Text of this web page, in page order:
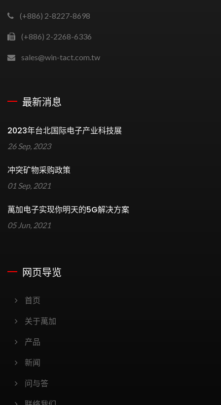
(+886) 2-8227-8698
(+886) 2-2268-6336
sales@win-tact.com.tw
最新消息
2023年台北国际电子产业科技展
26 Sep, 2023
冲突矿物采购政策
01 Sep, 2021
萬加电子实现你明天的5G解决方案
05 Jun, 2021
网页导览
首页
关于萬加
产品
新闻
问与答